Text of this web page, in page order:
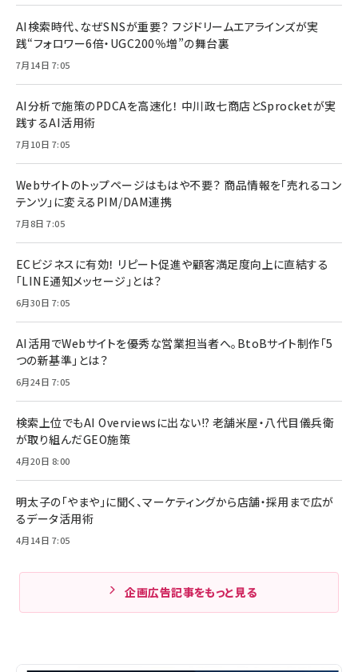
AI検索時代、なぜSNSが重要？ フジドリームエアラインズが実
践“フォロワー6倍・UGC200％増”の舞台裏
7月14日 7:05
AI分析で施策のPDCAを高速化！ 中川政七商店とSprocketが実
践するAI活用術
7月10日 7:05
Webサイトのトップページはもはや不要？ 商品情報を「売れるコン
テンツ」に変えるPIM/DAM連携
7月8日 7:05
ECビジネスに有効！ リピート促進や顧客満足度向上に直結する
「LINE通知メッセージ」とは？
6月30日 7:05
AI活用でWebサイトを優秀な営業担当者へ。BtoBサイト制作「5
つの新基準」とは？
6月24日 7:05
検索上位でもAI Overviewsに出ない!? 老舗米屋・八代目儀兵衛
が取り組んだGEO施策
4月20日 8:00
明太子の「やまや」に聞く、マーケティングから店舗・採用まで広が
るデータ活用術
4月14日 7:05
企画広告記事をもっと見る